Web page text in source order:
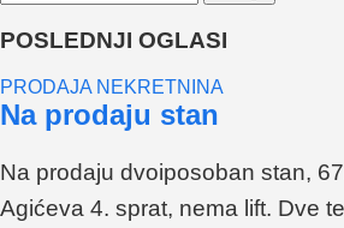
POSLEDNJI OGLASI
PRODAJA NEKRETNINA
Na prodaju stan
Na prodaju dvoiposoban stan,
Agićeva 4. sprat, nema lift. Dve